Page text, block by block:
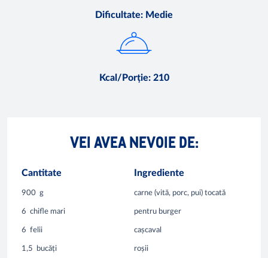
Dificultate: Medie
Kcal/Porție: 210
VEI AVEA NEVOIE DE:
Cantitate Ingrediente
900 g carne (vită, porc, pui) tocată
6 chifle mari pentru burger
6 felii cașcaval
1,5 bucăți roșii